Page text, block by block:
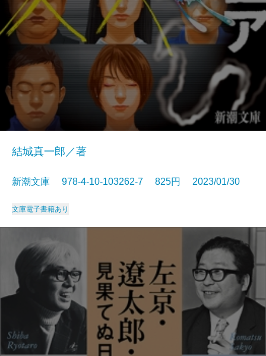
結城真一郎／著
新潮文庫 978-4-10-103262-7 825円 2023/01/30
文庫電子書籍あり